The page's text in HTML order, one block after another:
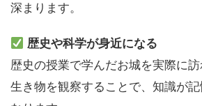
深まります。
歴史や科学が身近になる
歴史の授業で学んだお城を実際に
生き物を観察することで、知識が記